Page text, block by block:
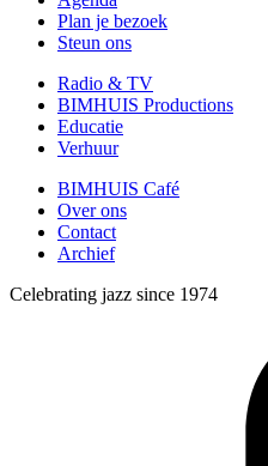
Plan je bezoek
Steun ons
Radio & TV
BIMHUIS Productions
Educatie
Verhuur
BIMHUIS Café
Over ons
Contact
Archief
Celebrating jazz since 1974